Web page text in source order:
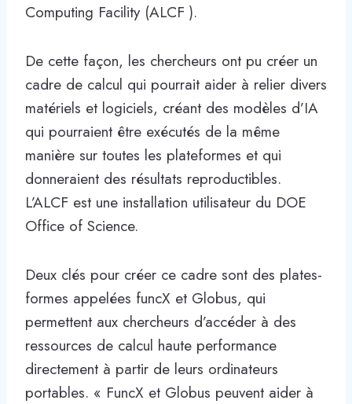
Computing Facility (ALCF ).
De cette façon, les chercheurs ont pu créer un
cadre de calcul qui pourrait aider à relier divers
matériels et logiciels, créant des modèles d’IA
qui pourraient être exécutés de la même
manière sur toutes les plateformes et qui
donneraient des résultats reproductibles.
L’ALCF est une installation utilisateur du DOE
Office of Science.
Deux clés pour créer ce cadre sont des plates-
formes appelées funcX et Globus, qui
permettent aux chercheurs d’accéder à des
ressources de calcul haute performance
directement à partir de leurs ordinateurs
portables. « FuncX et Globus peuvent aider à